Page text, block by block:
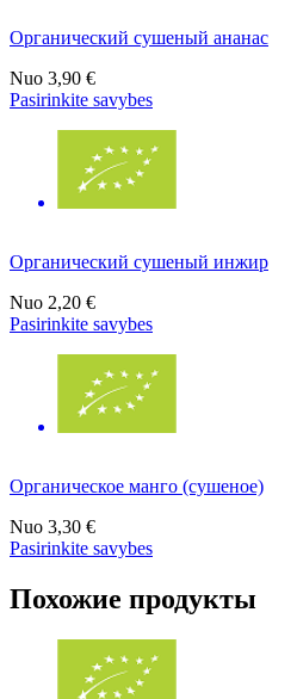
Органический сушеный ананас
Nuo 3,90 €
Pasirinkite savybes
Органический сушеный инжир
Nuo 2,20 €
Pasirinkite savybes
Органическое манго (сушеное)
Nuo 3,30 €
Pasirinkite savybes
Похожие продукты